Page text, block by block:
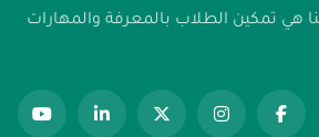
هي تمكين الطلاب بالمعرفة والمهارات